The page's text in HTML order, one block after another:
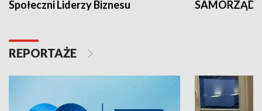
Społeczni Liderzy Biznesu SAMORZĄD
REPORTAŻE